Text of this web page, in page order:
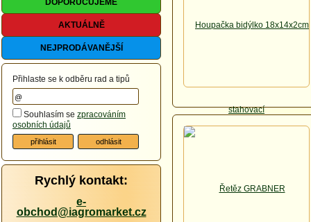
DOPORUČUJEME
AKTUÁLNĚ
NEJPRODÁVANĚJŠÍ
Přihlaste se k odběru rad a tipů
Souhlasím se zpracováním
osobních údajů
Rychlý kontakt:
e-
obchod@iagromarket.cz